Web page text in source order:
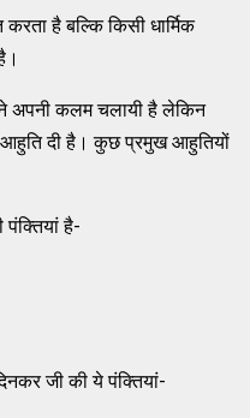
है बल्कि किसी धार्मिक
अपनी कलम चलायी है लेकिन
आहुति दी है। कुछ प्रमुख आहुतियों
पंक्तियां है-
जी की ये पंक्तियां-